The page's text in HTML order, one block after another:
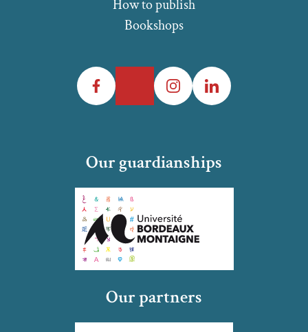
How to publish
Bookshops
Facebook InstagramLinkedIn
Our guardianships
Our partners